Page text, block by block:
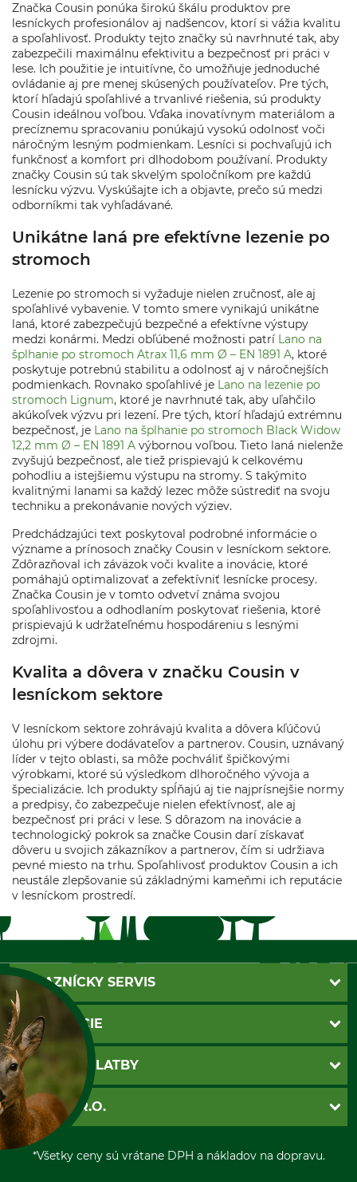
Značka Cousin ponúka širokú škálu produktov pre
lesníckych profesionálov aj nadšencov, ktorí si vážia kvalitu
a spoľahlivosť. Produkty tejto značky sú navrhnuté tak, aby
zabezpečili maximálnu efektivitu a bezpečnosť pri práci v
lese. Ich použitie je intuitívne, čo umožňuje jednoduché
ovládanie aj pre menej skúsených používateľov. Pre tých,
ktorí hľadajú spoľahlivé a trvanlivé riešenia, sú produkty
Cousin ideálnou voľbou. Vďaka inovatívnym materiálom a
precíznemu spracovaniu ponúkajú vysokú odolnosť voči
náročným lesným podmienkam. Lesníci si pochvaľujú ich
funkčnosť a komfort pri dlhodobom používaní. Produkty
značky Cousin sú tak skvelým spoločníkom pre každú
lesnícku výzvu. Vyskúšajte ich a objavte, prečo sú medzi
odborníkmi tak vyhľadávané.
Unikátne laná pre efektívne lezenie po
stromoch
Lezenie po stromoch si vyžaduje nielen zručnosť, ale aj
spoľahlivé vybavenie. V tomto smere vynikajú unikátne
laná, ktoré zabezpečujú bezpečné a efektívne výstupy
medzi konármi. Medzi obľúbené možnosti patrí Lano na
šplhanie po stromoch Atrax 11,6 mm Ø – EN 1891 A, ktoré
poskytuje potrebnú stabilitu a odolnosť aj v náročnejších
podmienkach. Rovnako spoľahlivé je Lano na lezenie po
stromoch Lignum, ktoré je navrhnuté tak, aby uľahčilo
akúkoľvek výzvu pri lezení. Pre tých, ktorí hľadajú extrémnu
bezpečnosť, je Lano na šplhanie po stromoch Black Widow
12,2 mm Ø – EN 1891 A výbornou voľbou. Tieto laná nielenže
zvyšujú bezpečnosť, ale tiež prispievajú k celkovému
pohodliu a istejšiemu výstupu na stromy. S takýmito
kvalitnými lanami sa každý lezec môže sústrediť na svoju
techniku a prekonávanie nových výziev.
Predchádzajúci text poskytoval podrobné informácie o
význame a prínosoch značky Cousin v lesníckom sektore.
Zdôrazňoval ich záväzok voči kvalite a inovácie, ktoré
pomáhajú optimalizovať a zefektívniť lesnícke procesy.
Značka Cousin je v tomto odvetví známa svojou
spoľahlivosťou a odhodlaním poskytovať riešenia, ktoré
prispievajú k udržateľnému hospodáreniu s lesnými
zdrojmi.
Kvalita a dôvera v značku Cousin v
lesníckom sektore
V lesníckom sektore zohrávajú kvalita a dôvera kľúčovú
úlohu pri výbere dodávateľov a partnerov. Cousin, uznávaný
líder v tejto oblasti, sa môže pochváliť špičkovými
výrobkami, ktoré sú výsledkom dlhoročného vývoja a
špecializácie. Ich produkty spĺňajú aj tie najprísnejšie normy
a predpisy, čo zabezpečuje nielen efektívnosť, ale aj
bezpečnosť pri práci v lese. S dôrazom na inovácie a
technologický pokrok sa značke Cousin darí získavať
dôveru u svojich zákazníkov a partnerov, čím si udržiava
pevné miesto na trhu. Spoľahlivosť produktov Cousin a ich
neustále zlepšovanie sú základnými kameňmi ich reputácie
v lesníckom prostredí.
ZÁKAZNÍCKY SERVIS
Kontakt
Katalógy
Newsletter
Nastavenia súborov cookie
INFORMÁCIE
Povinné údaje
Obchodné podmienky
Ochrana osobnych udajov
Otváracie hodiny
Zrušenie objednávky
SPÔSOBY PLATBY
Dobierka
Platba vopred
Sepa-inkaso
Osobný odber
GRUBE S.R.O.
O nás
Predajňa
*Všetky ceny sú vrátane DPH a nákladov na dopravu.
SUŠIENKY?